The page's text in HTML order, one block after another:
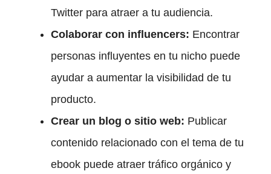
Twitter para atraer a tu audiencia.
Colaborar con influencers: Encontrar
personas influyentes en tu nicho puede
ayudar a aumentar la visibilidad de tu
producto.
Crear un blog o sitio web: Publicar
contenido relacionado con el tema de tu
ebook puede atraer tráfico orgánico y